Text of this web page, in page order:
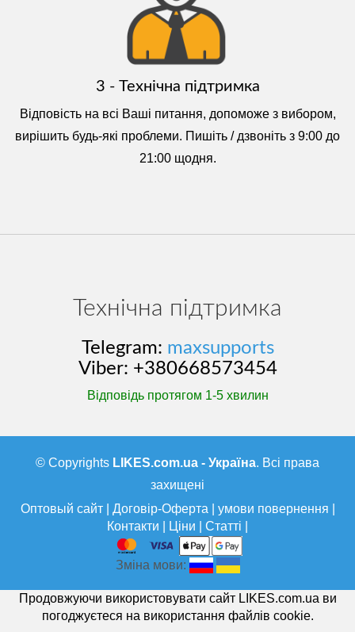
3 - Технічна підтримка
Відповість на всі Ваші питання, допоможе з вибором,
вирішить будь-які проблеми. Пишіть / дзвоніть з 9:00 до
21:00 щодня.
Технічна підтримка
Telegram: maxsupports
Viber: +380668573454
Відповідь протягом 1-5 хвилин
© Copyrights LIKES.com.ua - Україна. Всі права
захищені
Оптовый сайт| Договір-Оферта умови повернення
Контакти
Ціни Статті
Зміна мови:
Продовжуючи використовувати сайт LIKES.com.ua ви
погоджуєтеся на використання файлів cookie.